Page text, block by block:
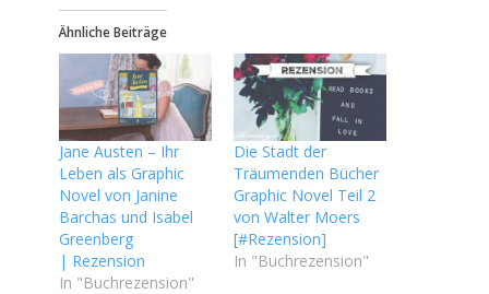
Ähnliche Beiträge
Jane Austen – Ihr
Leben als Graphic
Novel von Janine
Barchas und Isabel
Greenberg
| Rezension
In "Buchrezension"
Die Stadt der
Träumenden Bücher
Graphic Novel Teil 2
von Walter Moers
[#Rezension]
In "Buchrezension"